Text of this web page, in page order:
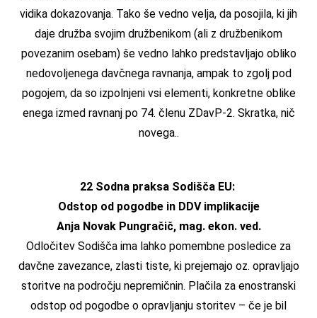
vidika dokazovanja. Tako še vedno velja, da posojila, ki jih
daje družba svojim družbenikom (ali z družbenikom
povezanim osebam) še vedno lahko predstavljajo obliko
nedovoljenega davčnega ravnanja, ampak to zgolj pod
pogojem, da so izpolnjeni vsi elementi, konkretne oblike
enega izmed ravnanj po 74. členu ZDavP-2. Skratka, nič
novega..
22 Sodna praksa Sodišča EU:
Odstop od pogodbe in DDV implikacije
Anja Novak Pungračič, mag. ekon. ved.
Odločitev Sodišča ima lahko pomembne posledice za
davčne zavezance, zlasti tiste, ki prejemajo oz. opravljajo
storitve na področju nepremičnin. Plačila za enostranski
odstop od pogodbe o opravljanju storitev – če je bil